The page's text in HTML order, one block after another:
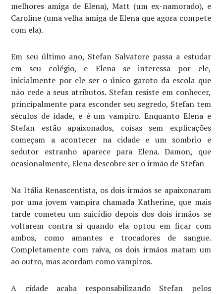
melhores amiga de Elena), Matt (um ex-namorado), e
Caroline (uma velha amiga de Elena que agora compete
com ela).
Em seu último ano, Stefan Salvatore passa a estudar
em seu colégio, e Elena se interessa por ele,
inicialmente por ele ser o único garoto da escola que
não cede a seus atributos. Stefan resiste em conhecer,
principalmente para esconder seu segredo, Stefan tem
séculos de idade, e é um vampiro. Enquanto Elena e
Stefan estão apaixonados, coisas sem explicações
começam a acontecer na cidade e um sombrio e
sedutor estranho aparece para Elena. Damon, que
ocasionalmente, Elena descobre ser o irmão de Stefan
Na Itália Renascentista, os dois irmãos se apaixonaram
por uma jovem vampira chamada Katherine, que mais
tarde cometeu um suicídio depois dos dois irmãos se
voltarem contra si quando ela optou em ficar com
ambos, como amantes e trocadores de sangue.
Completamente com raiva, os dois irmãos matam um
ao outro, mas acordam como vampiros.
A cidade acaba responsabilizando Stefan pelos